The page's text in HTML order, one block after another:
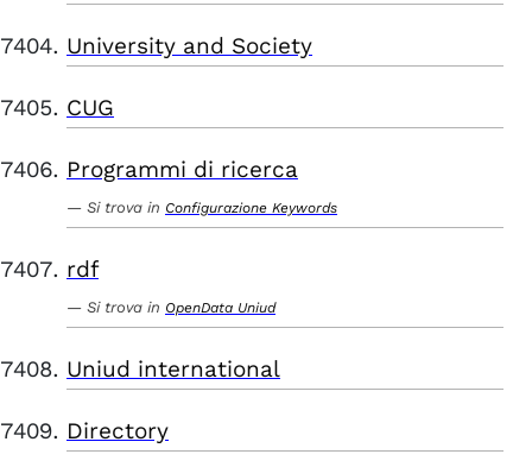
University and Society
CUG
Programmi di ricerca
Si trova in Configurazione Keywords
rdf
Si trova in OpenData Uniud
Uniud international
Directory